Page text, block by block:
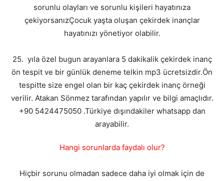
sorunlu olayları ve sorunlu kişileri hayatınıza
çekiyorsanızÇocuk yaşta oluşan çekirdek inançlar
hayatınızı yönetiyor olabilir.
25. yıla özel bugun arayanlara 5 dakikalik çekirdek inanç
ön tespit ve bir günlük deneme telkin mp3 ücretsizdir.Ön
tespitte size engel olan bir kaç çekirdek inanç örneği
verilir. Atakan Sönmez tarafından yapılır ve bilgi amaçlıdır.
+90 5424475050 .Türkiye dışındakiler whatsapp dan
arayabilir.
Hangi sorunlarda faydalı olur?
Hiçbir sorunu olmadan sadece daha iyi olmak için de